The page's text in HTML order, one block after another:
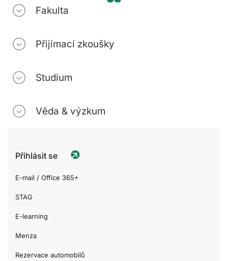
Fakulta
Přijímací zkoušky
Studium
Věda & výzkum
Přihlásit se
E-mail / Office 365+
STAG
E-learning
Menza
Rezervace automobilů